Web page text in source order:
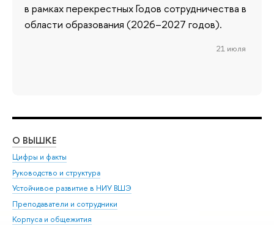
в рамках перекрестных Годов сотрудничества в
области образования (2026–2027 годов).
21 июля
О ВЫШКЕ
Цифры и факты
Руководство и структура
Устойчивое развитие в НИУ ВШЭ
Преподаватели и сотрудники
Корпуса и общежития